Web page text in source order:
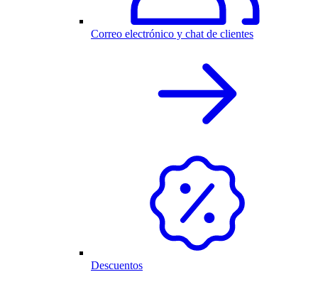
Correo electrónico y chat de clientes
Descuentos